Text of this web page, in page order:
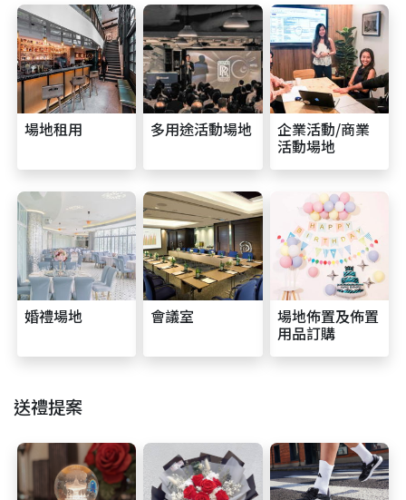
場地租用 多用途活動場地 企業活動/商業
活動場地
婚禮場地 會議室 場地佈置及佈置
用品訂購
送禮提案